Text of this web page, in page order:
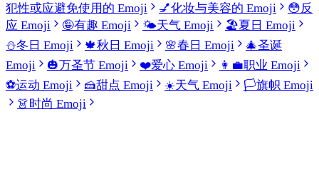
犯性或应避免使用的 Emoji
💅化妆与美容的 Emoji 😳反
应 Emoji
🤪有趣 Emoji 🌤️天气 Emoji 🏖️夏日 Emoji
⛄冬日 Emoji 🍁秋日 Emoji 🌸春日 Emoji 🎄圣诞
Emoji
🎃万圣节 Emoji ❤️爱心 Emoji 👩‍💼职业 Emoji
⚽运动 Emoji 🍰甜点 Emoji ☀️天气 Emoji 🏳️旗帜 Emoji
👗时尚 Emoji